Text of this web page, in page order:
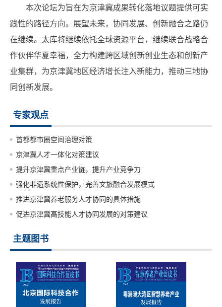
本次论坛为旨在为京津冀成果转化落地议题提供可实
践性的路径方向。展望未来，协同发展、创新融合之路仍
在继续。太库将继续依托全球资源平台，继续联合战略合
作伙伴华夏幸福，全力构建跨区域创新创业生态和创新产
业集群，为京津冀地区经济增长注入新能力，推动三地协
同创新发展。
专家观点
首都都市圈空间治理对策
京津冀人才一体化对策建议
提升京津冀重点产业链，提升产业竞争力
强化非遗系统性保护，完善文旅融合发展模式
推进京津冀养老服务人才协同的具体措施
促进京津冀高技能人才协同发展的对策建议
主题图书